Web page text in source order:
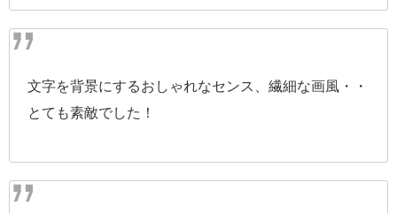
文字を背景にするおしゃれなセンス、繊細な画風・・
とても素敵でした！